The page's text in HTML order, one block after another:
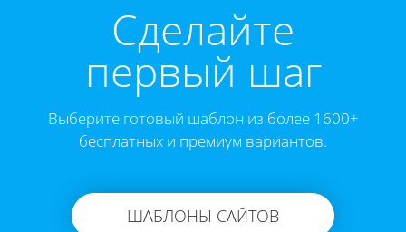
Cделайте
первый шаг
Выберите готовый шаблон из более 1600+
бесплатных и премиум вариантов.
ШАБЛОНЫ САЙТОВ